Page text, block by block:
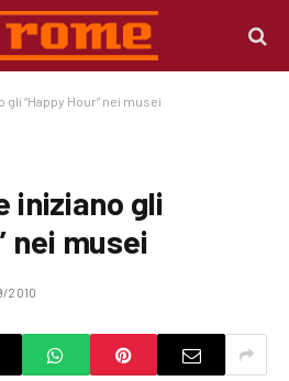
gli “Happy Hour” nei musei
iniziano gli
nei musei
2010